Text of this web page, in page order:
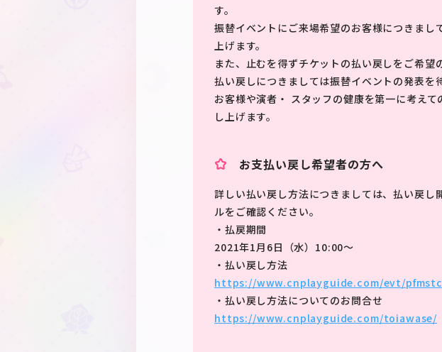
す。
振替イベントにご来場希望のお客様につきま
上げます。
また、止むを得ずチケットの払い戻しをご希望
払い戻しにつきましては振替イベントの発表を
お客様や演者・ スタッフの健康を第一に考え
し上げます。
お支払い戻し希望者の方へ
詳しい払い戻し方法につきましては、払い戻
ルをご確認ください。
・払戻期間
2021年1月6日（水）10:00～
・払い戻し方法
https://www.cnplayguide.com/evt/
・払い戻し方法についてのお問合せ
https://www.cnplayguide.com/toiawase/